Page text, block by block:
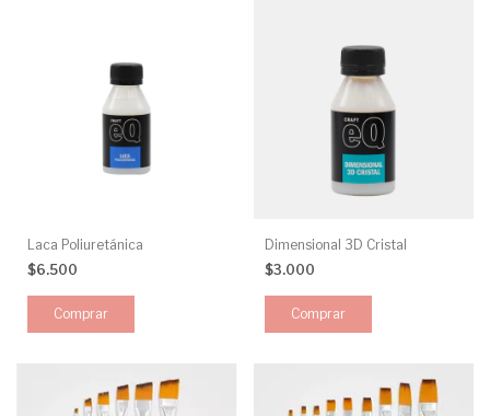
Laca Poliuretánica
$6.500
Dimensional 3D Cristal
$3.000
Comprar